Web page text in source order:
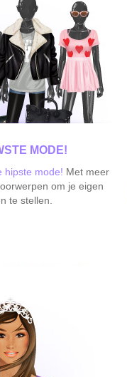
MODE!
hipste mode! Met meer
om je eigen
te stellen.